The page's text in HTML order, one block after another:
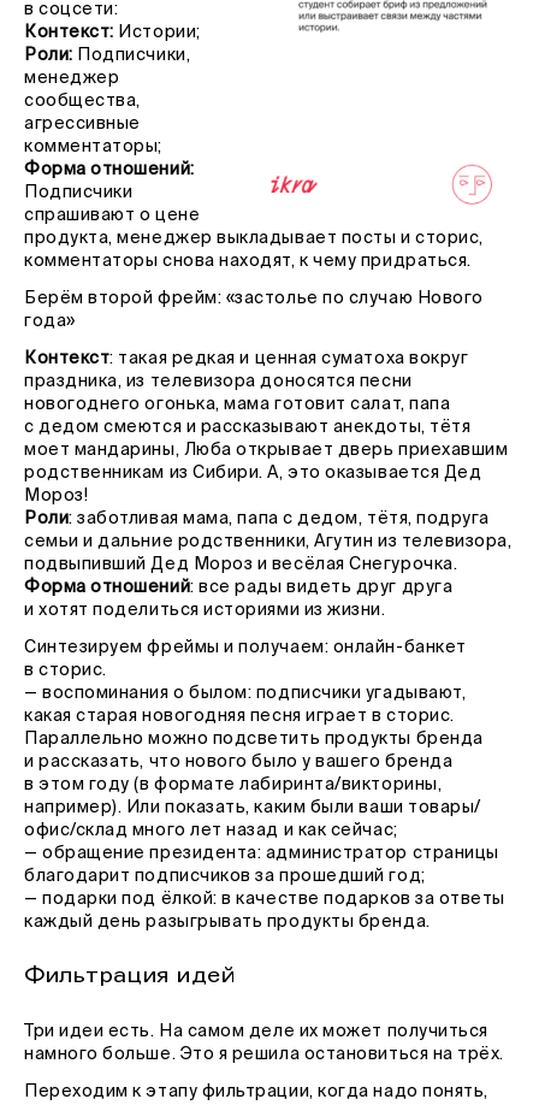
в соцсети:
Контекст: Истории;
Роли:
Подписчики,
менеджер
сообщества,
агрессивные
комментаторы;
Форма отношений:
Подписчики
спрашивают о цене
продукта, менеджер выкладывает посты и сторис,
комментаторы снова находят, к чему придраться.
Берём второй фрейм: «застолье по случаю Нового
года»
Контекст: такая редкая и ценная суматоха вокруг
праздника, из телевизора доносятся песни
новогоднего огонька, мама готовит салат, папа
с дедом смеются и рассказывают анекдоты, тётя
моет мандарины, Люба открывает дверь приехавшим
родственникам из Сибири. А, это оказывается Дед
Мороз!
Роли: заботливая мама, папа с дедом, тётя, подруга
семьи и дальние родственники, Агутин из телевизора,
подвыпивший Дед Мороз и весёлая Снегурочка.
Форма отношений: все рады видеть друг друга
и хотят поделиться историями из жизни.
Синтезируем фреймы и получаем: онлайн-банкет
в сторис.
— воспоминания о былом: подписчики угадывают,
какая старая новогодняя песня играет в сторис.
Параллельно можно подсветить продукты бренда
и рассказать, что нового было у вашего бренда
в этом году (в формате лабиринта/викторины,
например). Или показать, каким были ваши товары/
офис/склад много лет назад и как сейчас;
— обращение президента: администратор страницы
благодарит подписчиков за прошедший год;
— подарки под ёлкой: в качестве подарков за ответы
каждый день разыгрывать продукты бренда.
Фильтрация идей
Три идеи есть. На самом деле их может получиться
намного больше. Это я решила остановиться на трёх.
Переходим к этапу фильтрации, когда надо понять,